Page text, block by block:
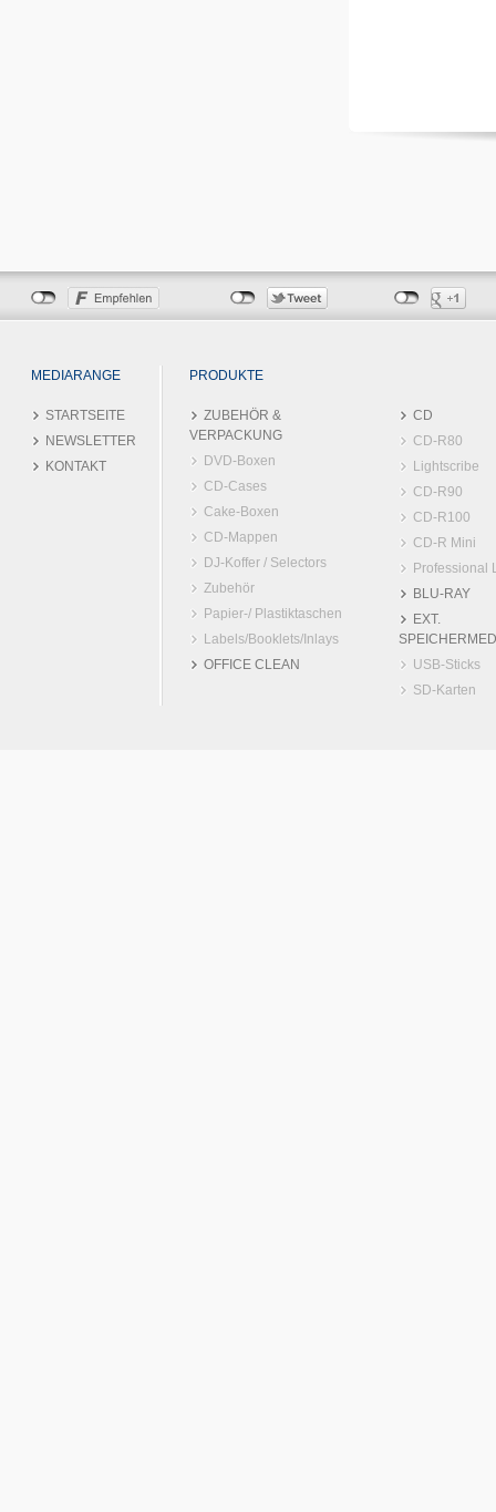
MEDIARANGE PRODUKTE
STARTSEITE
NEWSLETTER
KONTAKT
ZUBEHÖR &
VERPACKUNG
DVD-Boxen
CD-Cases
Cake-Boxen
CD-Mappen
DJ-Koffer / Selectors
Zubehör
Papier-/ Plastiktaschen
Labels/Booklets/Inlays
OFFICE CLEAN
CD
CD-R80
Lightscribe
CD-R90
CD-R100
CD-R Mini
Professional
BLU-RAY
EXT.
USB-Sticks
SD-Karten